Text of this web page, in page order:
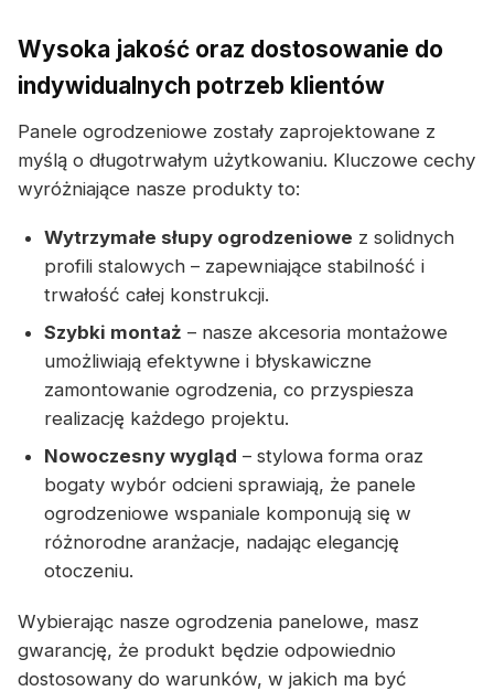
Wysoka jakość oraz dostosowanie do
indywidualnych potrzeb klientów
Panele ogrodzeniowe zostały zaprojektowane z
myślą o długotrwałym użytkowaniu. Kluczowe cechy
wyróżniające nasze produkty to:
Wytrzymałe słupy ogrodzeniowe z solidnych
profili stalowych – zapewniające stabilność i
trwałość całej konstrukcji.
Szybki montaż – nasze akcesoria montażowe
umożliwiają efektywne i błyskawiczne
zamontowanie ogrodzenia, co przyspiesza
realizację każdego projektu.
Nowoczesny wygląd – stylowa forma oraz
bogaty wybór odcieni sprawiają, że panele
ogrodzeniowe wspaniale komponują się w
różnorodne aranżacje, nadając elegancję
otoczeniu.
Wybierając nasze ogrodzenia panelowe, masz
gwarancję, że produkt będzie odpowiednio
dostosowany do warunków, w jakich ma być